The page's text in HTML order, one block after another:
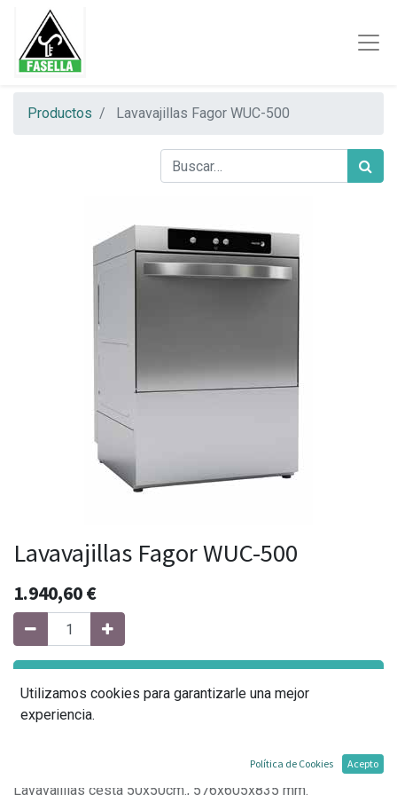
Productos Lavavajillas Fagor WUC-500
Lavavajillas Fagor WUC-500
1.940,60€
Lavavajillas cesta 50x50cm., 576x605x835 mm.
Utilizamos cookies para garantizarle una mejor
experiencia.
Política de Cookies Acepto